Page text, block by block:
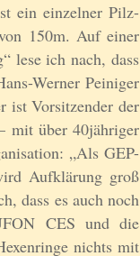
ein einzelner Pilz-
150m. Auf einer
lese ich nach, dass
Werner Peiniger
ist Vorsitzender der
mit über 40jähriger
„Als GEP-
Aufklärung groß
dass es auch noch
CES und die
nichts mit